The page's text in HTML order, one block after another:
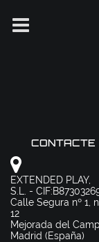
CONTACTE
EXTENDED PLAY,
S.L. -
Calle Segura nº 1,
12
Mejorada del
Madrid (España)